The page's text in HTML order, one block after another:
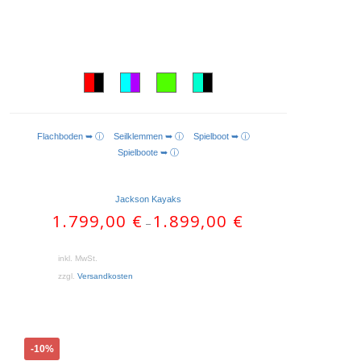
AUSFÜHRUNG WÄHLEN
Flachboden ➥ ⓘSeilklemmen ➥ ⓘSpielboot ➥ ⓘ
Spielboote ➥ ⓘ
Jackson Kayaks
1.799,00 € – 1.899,00 €
inkl. MwSt.
zzgl.Versandkosten
-10%
Dieses